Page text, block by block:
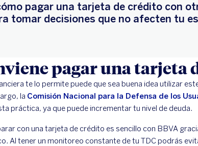
pagar una tarjeta de crédito con
tomar decisiones que no afecten tu
pagar una tarjeta
te lo permite puede que sea buena idea utilizar
la Comisión Nacional para la Defensa de los
práctica, ya que puede incrementar tu nivel de deuda.
con una tarjeta de crédito es sencillo con BBVA
Al tener un monitoreo constante de tu TDC podrás